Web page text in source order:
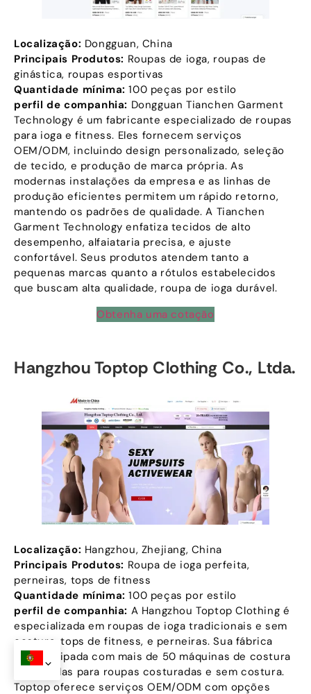
Localização: Dongguan, China
Principais Produtos: Roupas de ioga, roupas de
ginástica, roupas esportivas
Quantidade mínima: 100 peças por estilo
perfil de companhia: Dongguan Tianchen Garment
Technology é um fabricante especializado de roupas
para ioga e fitness. Eles fornecem serviços
OEM/ODM, incluindo design personalizado, seleção
de tecido, e produção de marca própria. As
modernas instalações da empresa e as linhas de
produção eficientes permitem um rápido retorno,
mantendo os padrões de qualidade. A Tianchen
Garment Technology enfatiza tecidos de alto
desempenho, alfaiataria precisa, e ajuste
confortável. Seus produtos atendem tanto a
pequenas marcas quanto a rótulos estabelecidos
que buscam alta qualidade, roupa de ioga durável.
Obtenha uma cotação
Hangzhou Toptop Clothing Co., Ltda.
Localização: Hangzhou, Zhejiang, China
Principais Produtos: Roupa de ioga perfeita,
perneiras, tops de fitness
Quantidade mínima: 100 peças por estilo
perfil de companhia: A Hangzhou Toptop Clothing é
especializada em roupas de ioga tradicionais e sem
costura, tops de fitness, e perneiras. Sua fábrica
está equipada com mais de 50 máquinas de costura
importadas para roupas costuradas e sem costura.
Toptop oferece serviços OEM/ODM com opções